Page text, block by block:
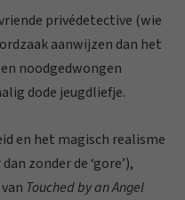
privédetective (wie
aanwijzen dan het
noodgedwongen
dode jeugdliefje.
en het magisch realisme
zonder de ‘gore’),
Touched by an Angel